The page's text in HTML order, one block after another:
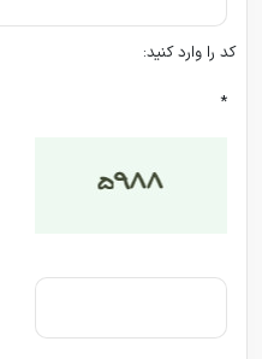
کد را وارد کنید:
*